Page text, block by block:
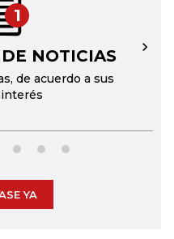
1
NOTICIAS
de acuerdo a sus
→
YA